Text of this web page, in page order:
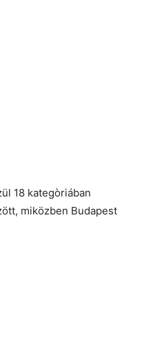
18 kategòriában
miközben Budapest